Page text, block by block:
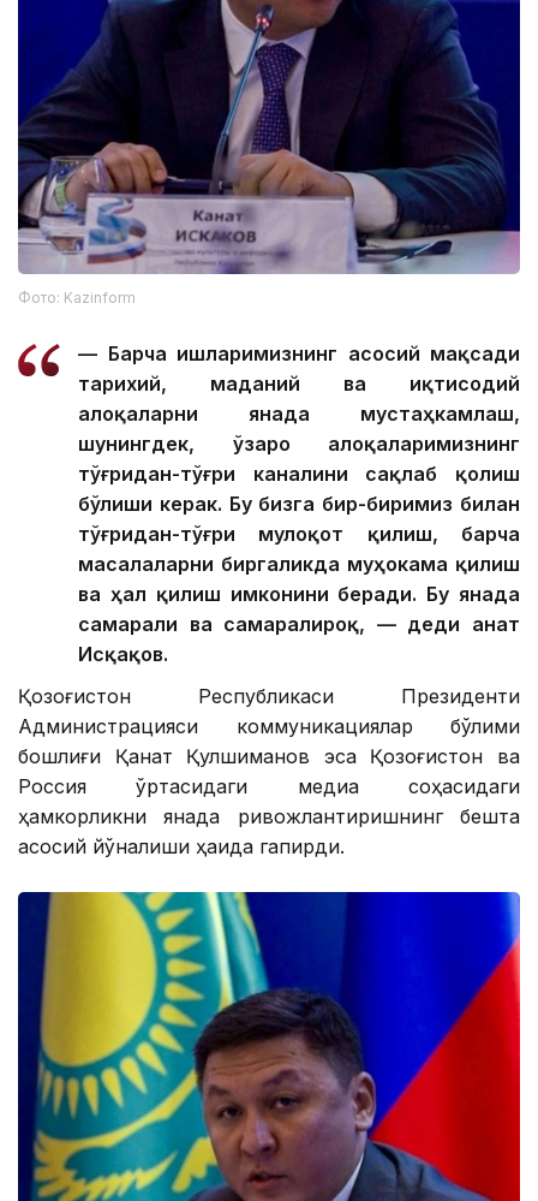
Фото: Kazinform
— Барча ишларимизнинг асосий мақсади
тарихий, маданий ва иқтисодий
алоқаларни янада мустаҳкамлаш,
шунингдек, ўзаро алоқаларимизнинг
тўғридан-тўғри каналини сақлаб қолиш
бўлиши керак. Бу бизга бир-биримиз билан
тўғридан-тўғри мулоқот қилиш, барча
масалаларни биргаликда муҳокама қилиш
ва ҳал қилиш имконини беради. Бу янада
самарали ва самаралироқ, — деди Қанат
Исқақов.
Қозоғистон Республикаси Президенти
Администрацияси коммуникациялар бўлими
бошлиғи Қанат Қулшиманов эса Қозоғистон ва
Россия ўртасидаги медиа соҳасидаги
ҳамкорликни янада ривожлантиришнинг бешта
асосий йўналиши ҳақида гапирди.